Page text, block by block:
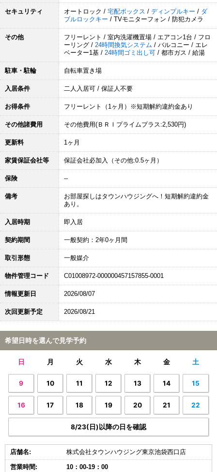
セキュリティ オートロック / 宅配ボックス / ディンプルキー / ダ
ブルロックキー / TVモニターフォン / 防犯カメラ
その他
フリーレント / 室内洗濯機置場 / エアコン1台 / フロ
ーリング / 24時間換気システム / バルコニー / エレ
ベーター1基 / 24時間ゴミ出し可 / 都市ガス / 給湯
駐車・駐輪 自転車置き場
入居条件 二人入居可 / 保証人不要
お得条件 フリーレント（1ヶ月）※短期解約違約金あり
その他諸費用 その他費用(ＢＲＩプライムプラス:2,530円)
更新料 1ヶ月
家賃保証会社等 保証会社必加入（その他:0.5ヶ月）
保険 --
備考
お部屋探しはタウンハウジングへ！短期解約違約金
あり。
入居時期 即入居
契約期間 一般契約：2年0ヶ月間
取引形態 一般媒介
物件管理コード C01008972-000000457157855-0001
情報更新日 2026/08/07
次回更新予定 2026/08/21
希望日時を選んで見学予約
日 月 火 水 木 金 土
9 10 11 12 13 14 15
16 17 18 19 20 21 22
8/23(日)以降の日を確認
店舗名: 株式会社タウンハウジング東京池袋西口店
営業時間: 10：00-19：00